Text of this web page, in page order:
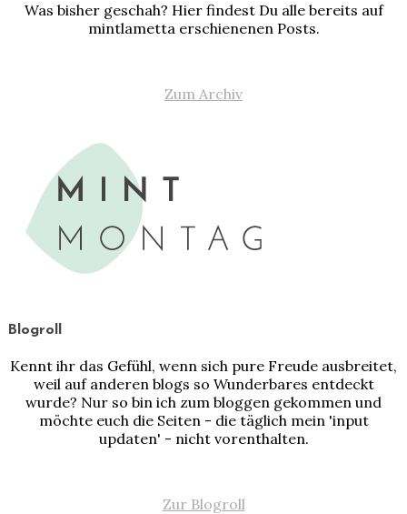
Was bisher geschah? Hier findest Du alle bereits auf
mintlametta erschienenen Posts.
Zum Archiv
Blogroll
Kennt ihr das Gefühl, wenn sich pure Freude ausbreitet,
weil auf anderen blogs so Wunderbares entdeckt
wurde? Nur so bin ich zum bloggen gekommen und
möchte euch die Seiten - die täglich mein 'input
updaten' - nicht vorenthalten.
Zur Blogroll